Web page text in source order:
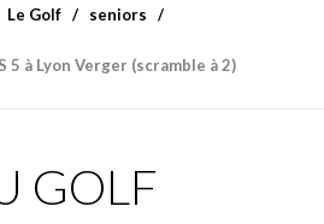
Le Golf
seniors
5 à Lyon Verger (scramble à 2)
GOLF